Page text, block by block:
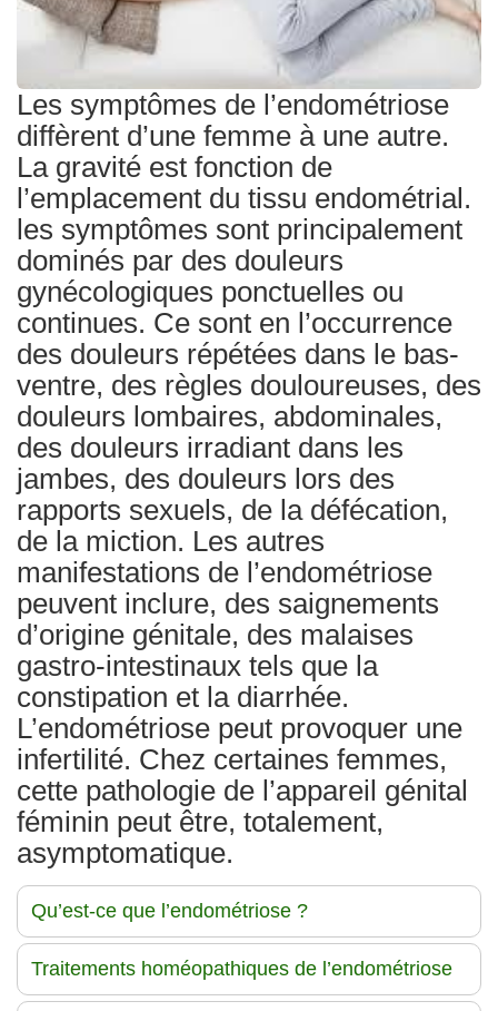
Les symptômes de l’endométriose
diffèrent d’une femme à une autre.
La gravité est fonction de
l’emplacement du tissu endométrial.
les symptômes sont principalement
dominés par des douleurs
gynécologiques ponctuelles ou
continues. Ce sont en l’occurrence
des douleurs répétées dans le bas-
ventre, des règles douloureuses, des
douleurs lombaires, abdominales,
des douleurs irradiant dans les
jambes, des douleurs lors des
rapports sexuels, de la défécation,
de la miction. Les autres
manifestations de l’endométriose
peuvent inclure, des saignements
d’origine génitale, des malaises
gastro-intestinaux tels que la
constipation et la diarrhée.
L’endométriose peut provoquer une
infertilité. Chez certaines femmes,
cette pathologie de l’appareil génital
féminin peut être, totalement,
asymptomatique.
Qu’est-ce que l’endométriose ?
Traitements homéopathiques de l’endométriose